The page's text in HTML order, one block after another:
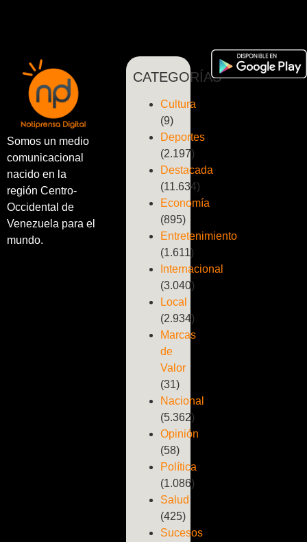
Somos un medio
comunicacional
nacido en la
región Centro-
Occidental de
Venezuela para el
mundo.
CATEGORÍAS
Cultura
(9)
Deportes
(2.197)
Destacada
(11.634)
Economía
(895)
Entretenimiento
(1.611)
Internacional
(3.040)
Local
(2.934)
Marcas
de
Valor
(31)
Nacional
(5.362)
Opinión
(58)
Política
(1.086)
Salud
(425)
Sucesos